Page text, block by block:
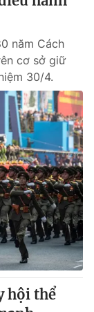
năm Cách
cơ sở giữ
30/4.
hội thể